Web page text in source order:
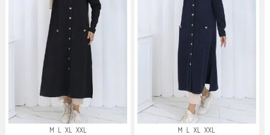
M L XL XXL M L XL XXL